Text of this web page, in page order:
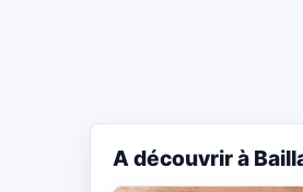
A découvrir à